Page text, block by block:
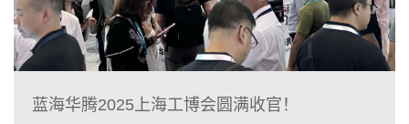
蓝海华腾2025上海工博会圆满收官！